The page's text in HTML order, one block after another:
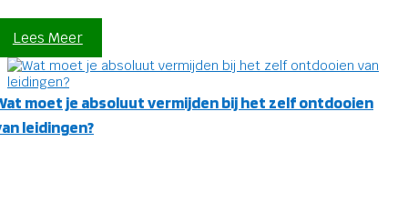
Lees Meer
moet je absoluut vermijden bij het zelf ontdooien
leidingen?